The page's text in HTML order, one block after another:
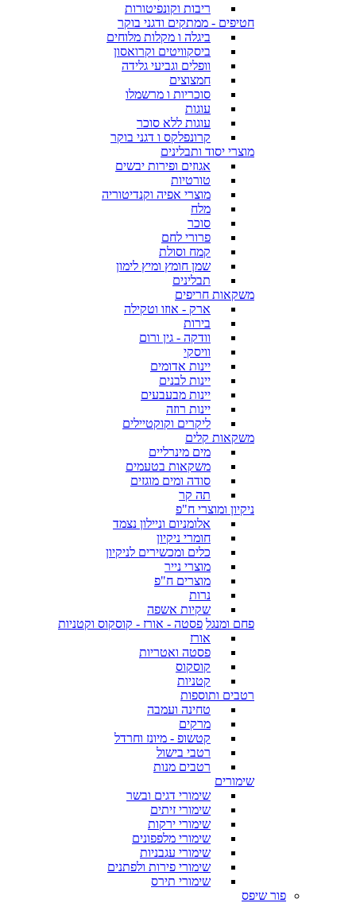
ריבות וקונפיטורות
חטיפים - ממתקים ודגני בוקר
ביגלה ו מקלות מלוחים
ביסקוויטים וקרואסון
וופלים וגביעי גלידה
חמצוצים
סוכריות ו מרשמלו
עוגות
עוגות ללא סוכר
קרונפלקס ו דגני בוקר
מוצרי יסוד ותבלינים
אגוזים ופירות יבשים
טורטיות
מוצרי אפיה וקנדיטוריה
מלח
סוכר
פרורי לחם
קמח וסולת
שמן חומץ ומיץ לימון
תבלינים
משקאות חריפים
ארק - אוזו וטקילה
בירות
וודקה - גין ורום
וויסקי
יינות אדומים
יינות לבנים
יינות מבעבעים
יינות רוזה
ליקרים וקוקטיילים
משקאות קלים
מים מינרליים
משקאות בטעמים
סודה ומים מוגזים
תה קר
ניקיון ומוצרי ח"פ
אלומניום וניילון נצמד
חומרי ניקיון
כלים ומכשירים לניקיון
מוצרי נייר
מוצרים ח"פ
נרות
שקיות אשפה
פחם ומנגל פסטה - אורז - קוסקוס וקטניות
אורז
פסטה ואטריות
קוסקוס
קטניות
רטבים ותוספות
טחינה ועמבה
מרקים
קטשופ - מיונז וחרדל
רטבי בישול
רטבים מנות
שימורים
שימורי דגים ובשר
שימורי זיתים
שימורי ירקות
שימורי מלפפונים
שימורי עגבניות
שימורי פירות ולפתנים
שימורי תירס
פור שיפס